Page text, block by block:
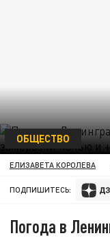
ОБЩЕСТВО
ЕЛИЗАВЕТА КОРОЛЕВА
ПОДПИШИТЕСЬ:
Погода в